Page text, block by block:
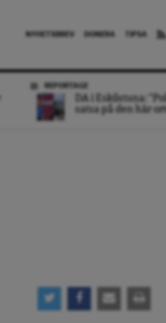
NYHETSBREV DONERA TIPSA
REPORTAGE
DA i Eskilstuna:
satsa på den här